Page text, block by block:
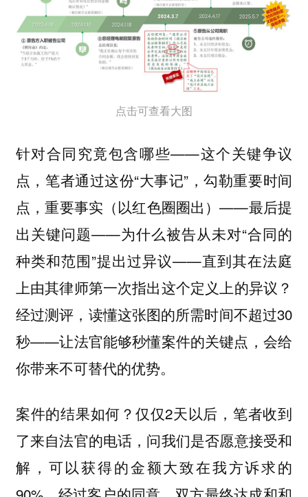
点击可查看大图
针对合同究竟包含哪些——这个关键争议
点，笔者通过这份“大事记”，勾勒重要时间
点，重要事实（以红色圈圈出）——最后提
出关键问题——为什么被告从未对“合同的
种类和范围”提出过异议——直到其在法庭
上由其律师第一次指出这个定义上的异议？
经过测评，读懂这张图的所需时间不超过30
秒——让法官能够秒懂案件的关键点，会给
你带来不可替代的优势。
案件的结果如何？仅仅2天以后，笔者收到
了来自法官的电话，问我们是否愿意接受和
解，可以获得的金额大致在我方诉求的